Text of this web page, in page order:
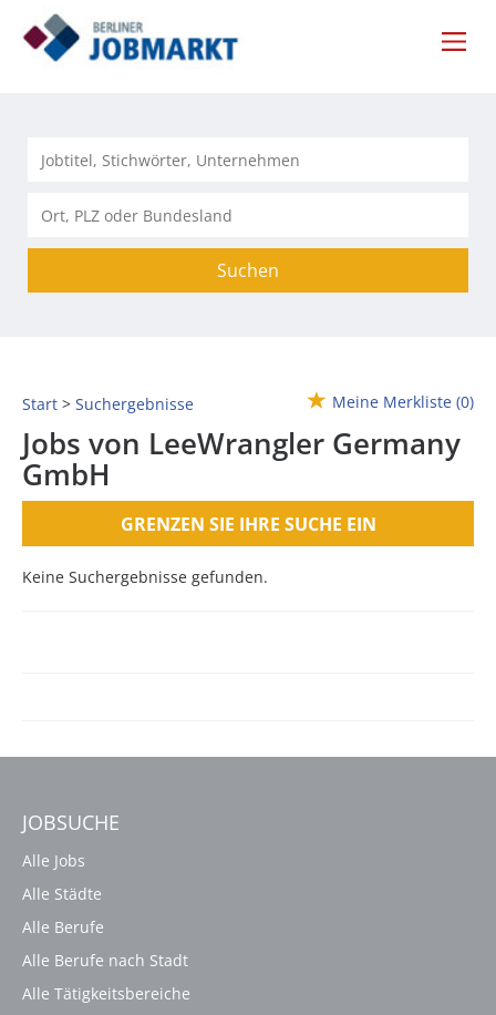
Suchen
Start Suchergebnisse Meine Merkliste (0)
Jobs von LeeWrangler Germany
GmbH
GRENZEN SIE IHRE SUCHE EIN
Keine Suchergebnisse gefunden.
JOBSUCHE
Alle Jobs
Alle Städte
Alle Berufe
Alle Berufe nach Stadt
Alle Tätigkeitsbereiche